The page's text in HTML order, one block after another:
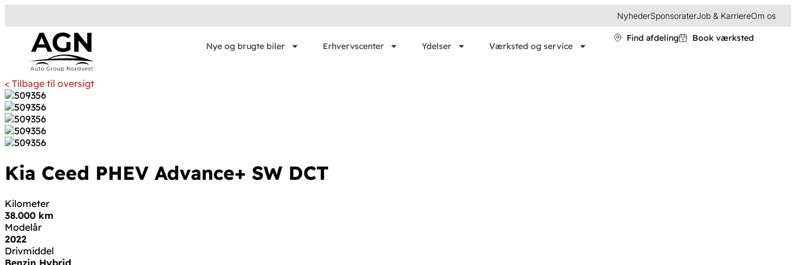
NyhederSponsoraterJob & KarriereOm os
Nye og brugte biler Erhvervscenter Ydelser Værksted og service
Find afdeling Book værksted
< Tilbage til oversigt
Kia Ceed PHEV Advance+ SW DCT
Kilometer
38.000 km
Modelår
2022
Drivmiddel
Benzin Hybrid